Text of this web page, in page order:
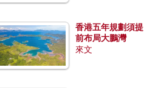
香港五年規劃須提
前布局大鵬灣
來文